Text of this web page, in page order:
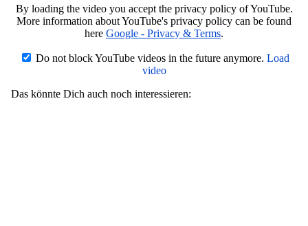
By loading the video you accept the privacy policy of YouTube.
More information about YouTube's privacy policy can be found
here Google - Privacy & Terms.
Do not block YouTube videos in the future anymore. Load
video
Das könnte Dich auch noch interessieren: